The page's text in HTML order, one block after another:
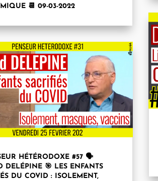
📆 09-03-2022
HÉTÉRODOXE #57 🗣
DELÉPINE 🎯 LES ENFANTS
DU COVID : ISOLEMENT,